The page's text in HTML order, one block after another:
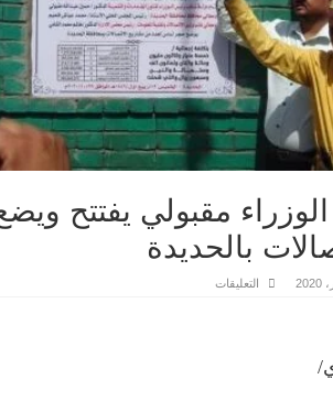
مقبولي يفتتح
بالحديدة
التعليقات